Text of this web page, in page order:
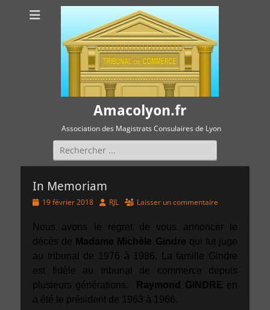
Amacolyon.fr
Association des Magistrats Consulaires de Lyon
Rechercher :
In Memoriam
Posted19 février 2018 Author
RJL Laisser un commentaire
Nous avons le regret de vous annoncer le
décès de Madame Michèle Gindre qui fut juge
au tribunal de 1976 à 1986. La famille Gindre
est fidèle au tribunal de commerce depuis
plusieurs générations.
Raymond GINDRE en
a été le président de 1963 à 1966.